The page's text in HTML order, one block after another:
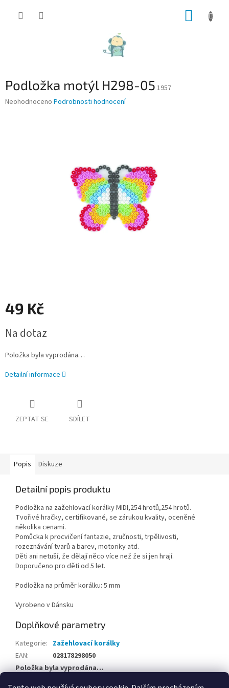
Podložka motýl H298-05 1957
Průměrné
Neohodnoceno Podrobnosti hodnocení
49 Kč
cena:
Na dotaz
Položka byla vyprodána…
Detailní informace
ZEPTAT SE SDÍLET
Popis Diskuze
Detailní popis produktu
Podložka na zažehlovací korálky MIDI,254 hrotů,254 hrotů.
Tvořivé hračky, certifikované, se zárukou kvality, oceněné
několika cenami.
Pomůcka k procvičení fantazie, zručnosti, trpělivosti,
rozeznávání tvarů a barev, motoriky atd.
Děti ani netuší, že dělají něco více než že si jen hrají.
Doporučeno pro děti od 5 let.
Podložka na průměr korálku: 5 mm
Vyrobeno v Dánsku
Doplňkové parametry
Kategorie: Zažehlovací korálky
EAN:
028178298050
Položka byla vyprodána…